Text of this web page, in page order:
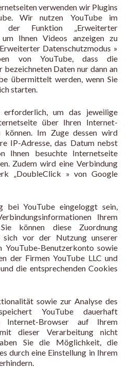
verwenden wir Plugins
Wir nutzen YouTube im
der Funktion „Erweiterter
um Ihnen Videos anzeigen zu
Datenschutzmodus »
von YouTube, dass die
bezeichneten Daten nur dann an
übermittelt werden, wenn Sie
starten.
um das jeweilige
über Ihren Internet-
können. Im Zuge dessen wird
IP-Adresse, das Datum nebst
Ihnen besuchte Internetseite
Zudem wird eine Verbindung
„DoubleClick » von Google
bei YouTube eingeloggt sein,
Ihrem
können diese Zuordnung
sich vor der Nutzung unserer
YouTube-Benutzerkonto sowie
der Firmen YouTube LLC und
die entsprechenden Cookies
sowie zur Analyse des
YouTube dauerhaft
Browser auf Ihrem
dieser Verarbeitung nicht
Sie die Möglichkeit, die
durch eine Einstellung in Ihrem